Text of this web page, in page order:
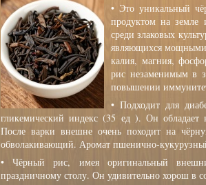
• Это уникальный
продуктом на земле
среди злаковых
являющихся
калия, магния,
рис незаменимым в
повышении
• Подходит для
гликемический индекс (35 ед ). Он обладает
После варки внешне очень походит на
обволакивающий. Аромат пшенично-
• Чёрный рис, имея оригинальный
праздничному столу. Он удивительно хорош в